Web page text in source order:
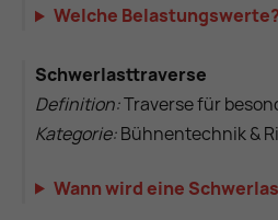
Welche Belastungswerte?
Schwerlasttraverse
Definition:Traverse für
Kategorie:Bühnentechnik &
Wann wird eine